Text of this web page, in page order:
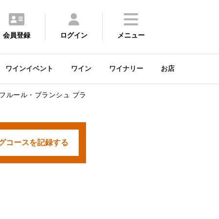
会員登録 ログイン メニュー
ワインイベント ワイン ワイナリー お店
ルール・ブランシュ ブラ
コースを記録する